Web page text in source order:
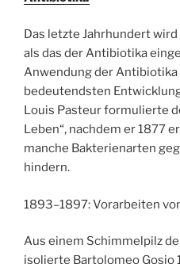
Das letzte Jahrhundert
als das der Antibiotika
Anwendung der Antibiotika
bedeutendsten
Louis Pasteur formulierte
Leben“, nachdem er 1877
manche Bakterienarten
hindern.
1893–1897: Vorarbeiten
Aus einem Schimmelpilz
isolierte Bartolomeo Gosio